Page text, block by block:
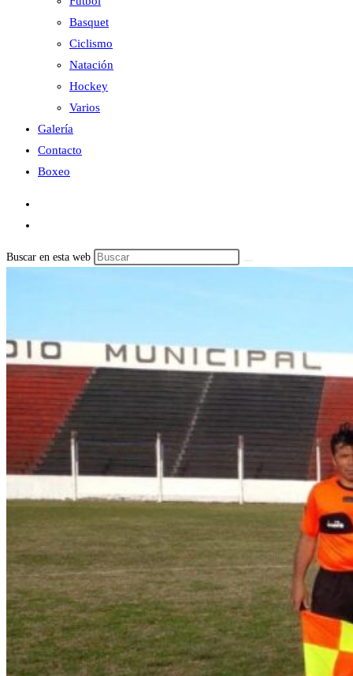
Basquet
Ciclismo
Natación
Hockey
Varios
Galería
Contacto
Boxeo
Buscar en esta web